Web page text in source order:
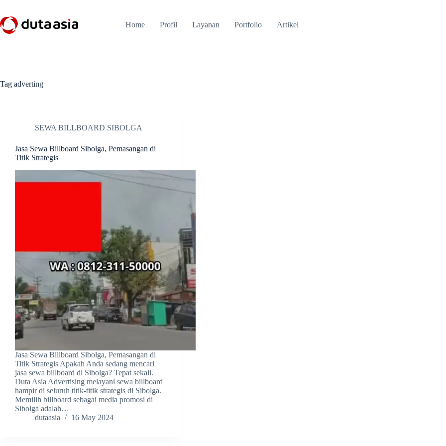
content
Home Profil Layanan Portfolio Artikel
Tag adverting
SEWA BILLBOARD SIBOLGA
Jasa Sewa Billboard Sibolga, Pemasangan di
Titik Strategis
Jasa Sewa Billboard Sibolga, Pemasangan di
Titik Strategis Apakah Anda sedang mencari
jasa sewa billboard di Sibolga? Tepat sekali.
Duta Asia Advertising melayani sewa billboard
hampir di seluruh titik-titik strategis di Sibolga.
Memilih billboard sebagai media promosi di
Sibolga adalah…
dutaasia
16 May 2024